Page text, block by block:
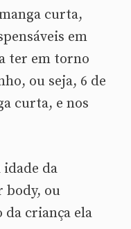
curta,
em
ter em torno
ou seja, 6 de
curta, e nos
idade da
body, ou
da criança ela